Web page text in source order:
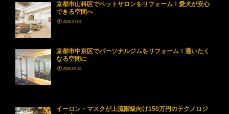
京都市山科区でペットサロンをリフォーム！愛犬が安心
できる空間へ
2026.07.04
京都市中京区でパーソナルジムをリフォーム！通いたく
なる空間に
2026.06.28
イーロン・マスクが上流階級向け150万円のテクノロジ